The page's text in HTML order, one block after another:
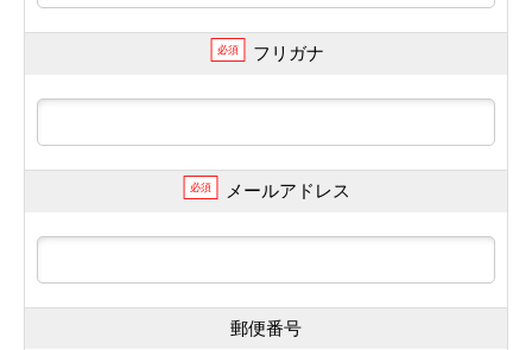
必須 フリガナ
必須 メールアドレス
郵便番号